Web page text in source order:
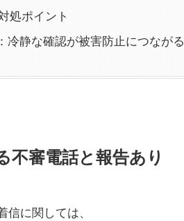
処ポイント
冷静な確認が被害防止につながる
不審電話と報告あり
信に関しては、